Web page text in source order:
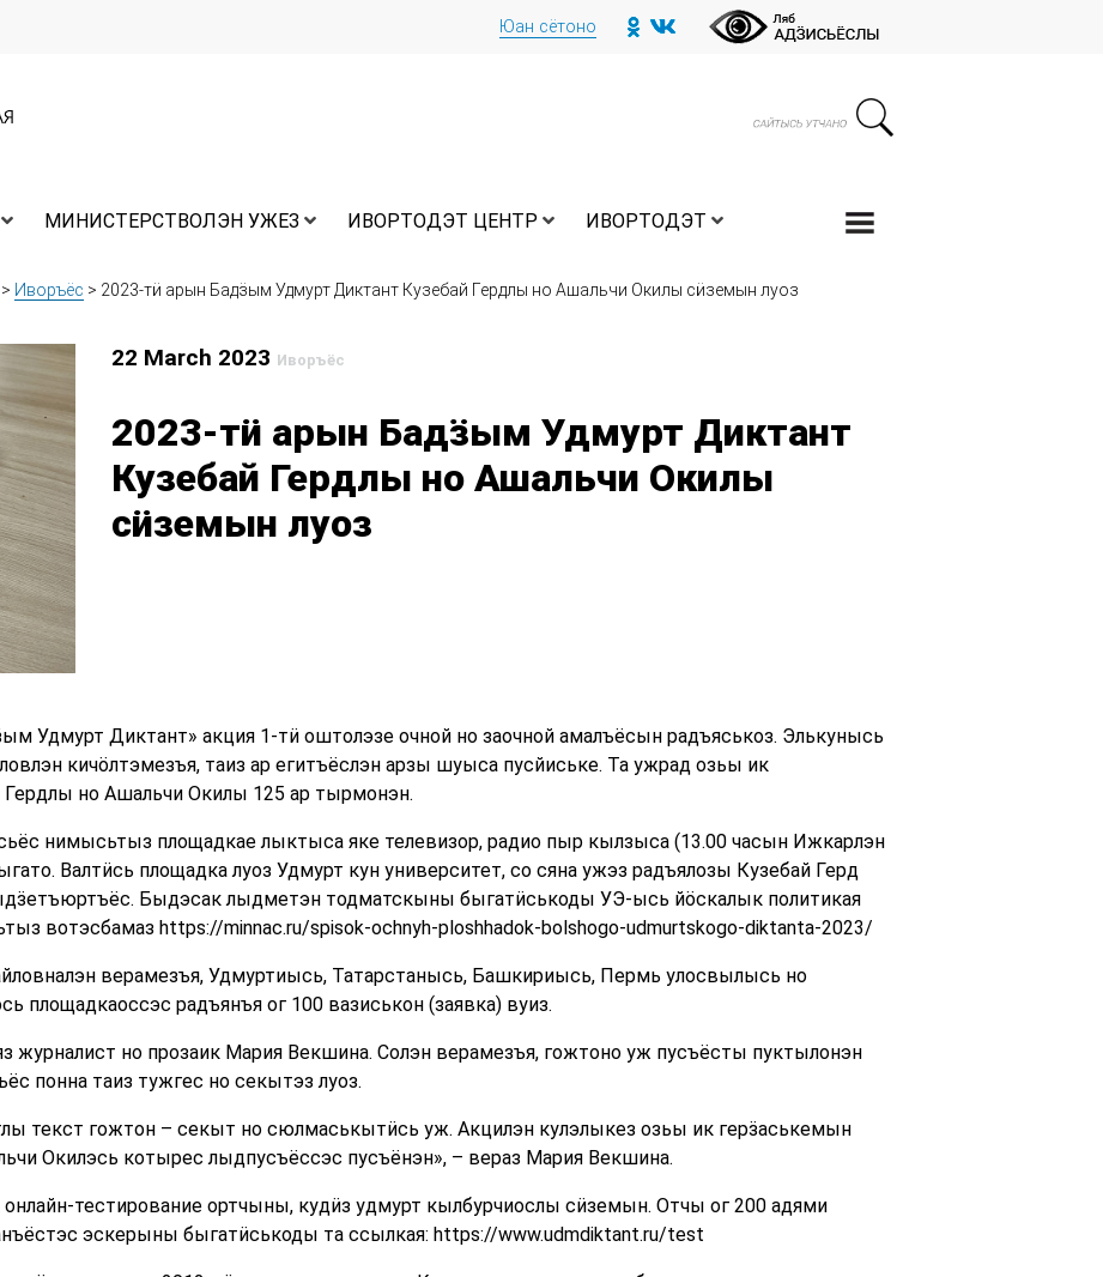
Юан сётоно
МИНИСТЕРСТВОЛЭН УЖЕЗ ИВОРТОДЭТ ЦЕНТР ИВОРТОДЭТ
> Иворъёс > 2023-тӥ арын Бадӟым Удмурт Диктант Кузебай Гердлы но Ашальчи Окилы сӥземын луоз
22 March 2023 Иворъёс
2023-тӥ арын Бадӟым Удмурт Диктант
Кузебай Гердлы но Ашальчи Окилы
сӥземын луоз
Удмурт Диктант» акция 1-тӥ оштолэзе очной но заочной амалъёсын радъяськоз. Элькунысь
кичӧлтэмезъя, таиз ар егитъёслэн арзы шуыса пусйиське. Та ужрад озьы ик
Гердлы но Ашальчи Окилы 125 ар тырмонэн.
нимысьтыз площадкае лыктыса яке телевизор, радио пыр кылзыса (13.00 часын Ижкарлэн
Валтӥсь площадка луоз Удмурт кун университет, со сяна ужэз радъялозы Кузебай Герд
Быдэсак лыдметэн тодматскыны быгатӥськоды УЭ-ысь йӧскалык политикая
вотэсбамаз https://minnac.ru/spisok-ochnyh-ploshhadok-bolshogo-udmurtskogo-diktanta-2023/
верамезъя, Удмуртиысь, Татарстанысь, Башкириысь, Пермь улосвылысь но
площадкаоссэс радъянъя ог 100 вазиськон (заявка) вуиз.
журналист но прозаик Мария Векшина. Солэн верамезъя, гожтоно уж пусъёсты пуктылонэн
понна таиз тужгес но секытэз луоз.
текст гожтон – секыт но сюлмаськытӥсь уж. Акцилэн кулэлыкез озьы ик герӟаськемын
Окилэсь котырес лыдпусъёссэс пусъёнэн», – вераз Мария Векшина.
онлайн-тестирование ортчыны, кудӥз удмурт кылбурчиослы сӥземын. Отчы ог 200 адями
эскерыны быгатӥськоды та ссылкая: https://www.udmdiktant.ru/test